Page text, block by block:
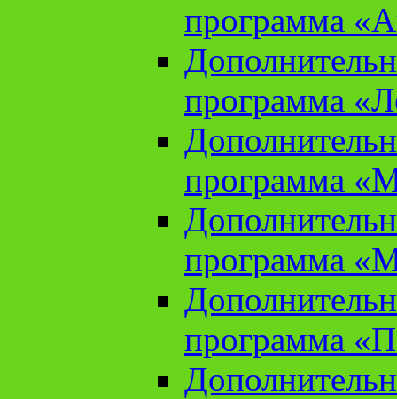
программа
программа
программа
программа
программа